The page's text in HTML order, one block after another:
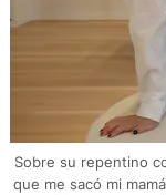
Sobre su repentino
que me sacó mi